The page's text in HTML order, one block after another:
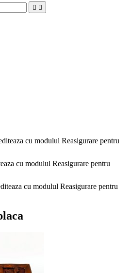
 
cu modulul Reasigurare pentru
cu modulul Reasigurare pentru
cu modulul Reasigurare pentru